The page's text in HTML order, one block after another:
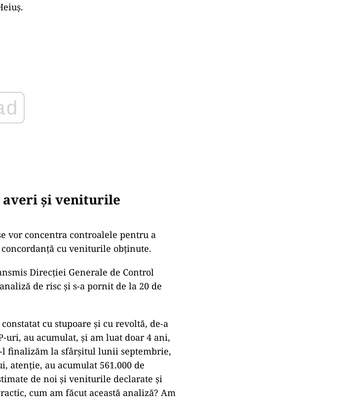
și veniturile
vor concentra controalele pentru a
cu veniturile obţinute.
Direcţiei Generale de Control
de risc şi s-a pornit de la 20 de
cu stupoare şi cu revoltă, de-a
uri, au acumulat, şi am luat doar 4 ani,
l finalizăm la sfârşitul lunii septembrie,
atenţie, au acumulat 561.000 de
de noi şi veniturile declarate şi
cum am făcut această analiză? Am